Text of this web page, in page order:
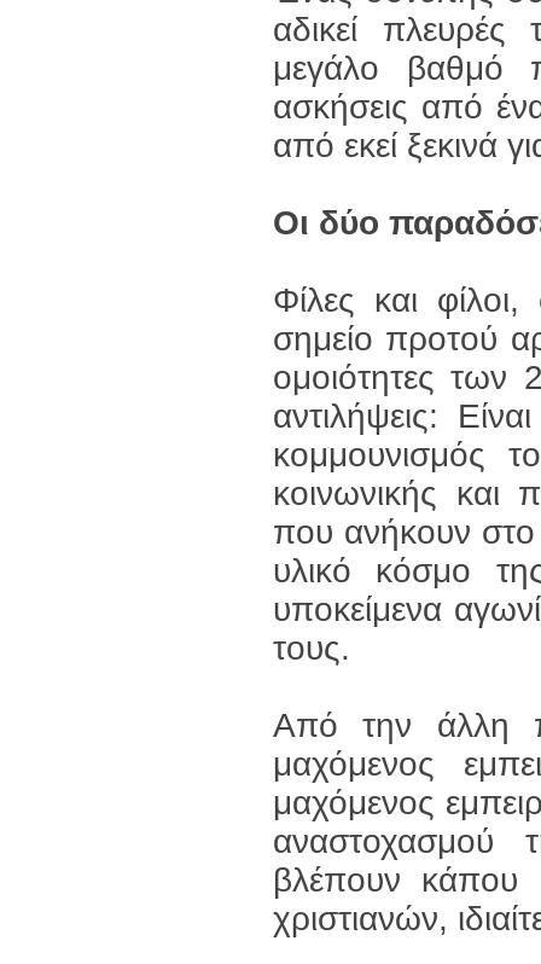
αδικεί
μεγάλο βαθμό
ασκήσεις από
από εκεί ξεκινά
Οι δύο
Φίλες και
σημείο προτού
ομοιότητες
αντιλήψεις:
κομμουνισμός
κοινωνικής και
που ανήκουν
υλικό κόσμο
υποκείμενα
τους.
Από την άλλη
μαχόμενος
μαχόμενος
αναστοχασμού
βλέπουν κάπου
χριστιανών,